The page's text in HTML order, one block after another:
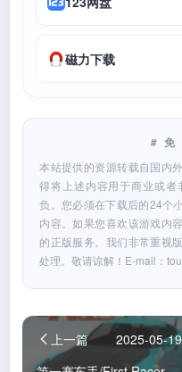
磁力下载
#免
本站提供的资源转载自国内
得将上述内容用于商业或者
负。您必须在下载后的24个
内容。如果您喜欢该游戏内
的正版服务。我们非常重视
处理。敬请谅解！E-mail：
上一篇
2025-05-19